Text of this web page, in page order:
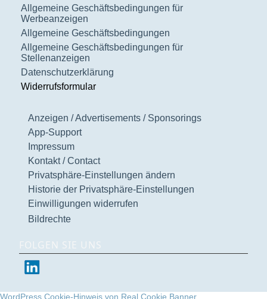
Allgemeine Geschäftsbedingungen für
Werbeanzeigen
Allgemeine Geschäftsbedingungen
Allgemeine Geschäftsbedingungen für
Stellenanzeigen
Datenschutzerklärung
Widerrufsformular
Anzeigen / Advertisements / Sponsorings
App-Support
Impressum
Kontakt / Contact
Privatsphäre-Einstellungen ändern
Historie der Privatsphäre-Einstellungen
Einwilligungen widerrufen
Bildrechte
FOLGEN SIE UNS
WordPress Cookie-Hinweis von Real Cookie Banner